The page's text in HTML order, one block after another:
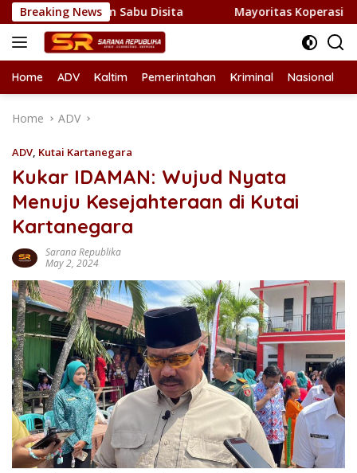
Skip
to
content
Breaking News
Kilogram Sabu Disita Mayoritas Koperasi Merah
Home ADV Kaltim Pemerintahan Kriminal Nasional
Home ADV
ADV, Kutai Kartanegara
Kukar IDAMAN: Wujud Nyata
Menuju Kesejahteraan di Kutai
Kartanegara
Sarana Republika
May 2, 2024